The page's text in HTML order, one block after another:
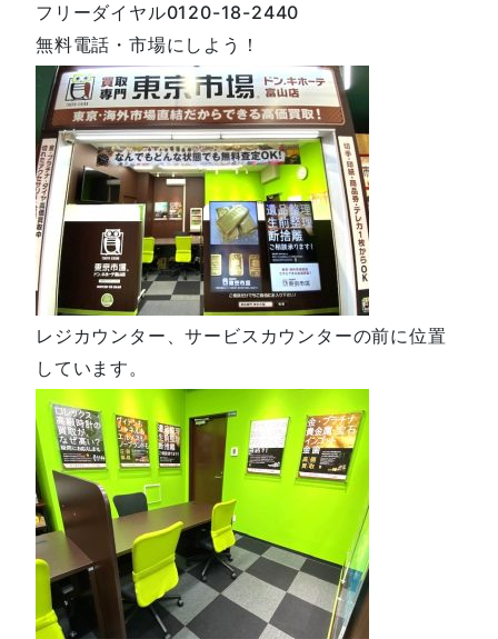
フリーダイヤル0120-18-2440
無料電話・市場にしよう！
レジカウンター、サービスカウンターの前に位置
しています。